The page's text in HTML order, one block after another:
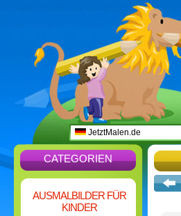
JetztMalen.de
CATEGORIEN
AUSMALBILDER FÜR
KINDER